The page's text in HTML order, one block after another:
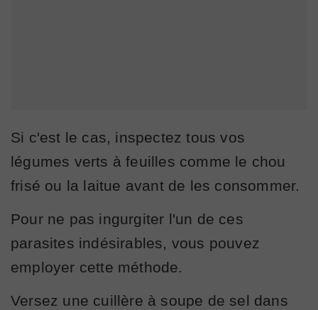
Si c'est le cas, inspectez tous vos
légumes verts à feuilles comme le chou
frisé ou la laitue avant de les consommer.
Pour ne pas ingurgiter l'un de ces
parasites indésirables, vous pouvez
employer cette méthode.
Versez une cuillère à soupe de sel dans